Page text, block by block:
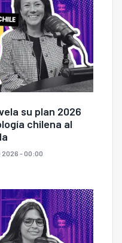
su plan 2026
chilena al
2026 - 00:00